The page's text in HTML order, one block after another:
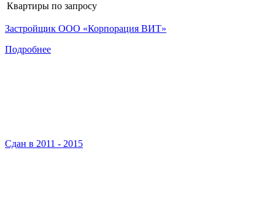
Квартиры по запросу
Застройщик ООО «Корпорация ВИТ»
Подробнее
Сдан в 2011 - 2015